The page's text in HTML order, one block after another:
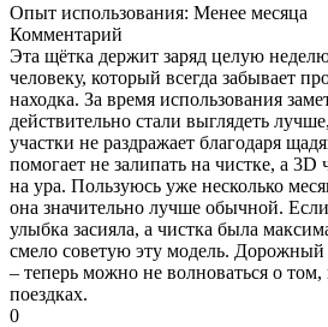
Опыт использования: Менее месяца
Комментарий
Эта щётка держит заряд целую
человеку, который всегда забывает
находка. За время использования
действительно стали выглядеть
участки не раздражает благодаря
помогает не залипать на чистке, а 3D
на ура. Пользуюсь уже несколько
она значительно лучше обычной.
улыбка засияла, а чистка была
смело советую эту модель. Дорожный
– теперь можно не волноваться о том,
поездках.
0